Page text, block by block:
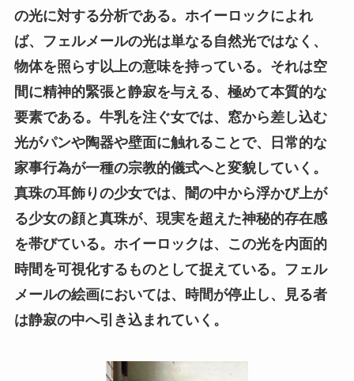
の光に対する分析である。ホイーロックによれ
ば、フェルメールの光は単なる自然光ではなく、
物体を照らす以上の意味を持っている。それは空
間に精神的緊張と静寂を与える、極めて本質的な
要素である。牛乳を注ぐ女では、窓から差し込む
光がパンや陶器や壁面に触れることで、日常的な
家事行為が一種の宗教的儀式へと変貌していく。
真珠の耳飾りの少女では、闇の中から浮かび上が
る少女の顔と真珠が、現実を超えた神秘的存在感
を帯びている。ホイーロックは、この光を内面的
時間を可視化するものとして捉えている。フェル
メールの絵画においては、時間が停止し、見る者
は静寂の中へ引き込まれていく。